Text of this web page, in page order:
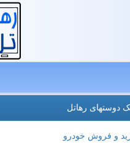
دوستهای رهاتل
و فروش خودرو